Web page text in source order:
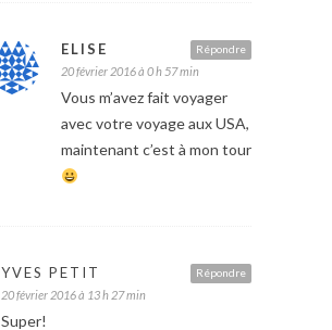
Répondre
ELISE
20 février 2016 à 0 h 57 min
Vous m’avez fait voyager
avec votre voyage aux USA,
maintenant c’est à mon tour
Répondre
YVES PETIT
20 février 2016 à 13 h 27 min
Super!